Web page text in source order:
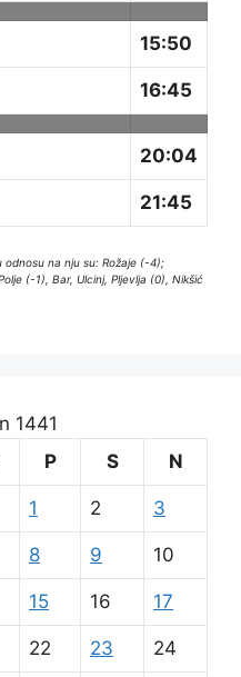
15:50
16:45
20:04
21:45
odnosu na nju su: Rožaje (-4);
(-1), Bar, Ulcinj, Pljevlja (0), Nikšić
1441
P S N
1 2 3
8 9 10
15 16 17
22 23 24